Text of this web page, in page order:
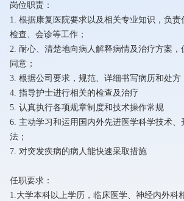
岗位职责：
1. 根据康复医院要求以及相关专业知识，负责
检查、会诊等工作；
2. 耐心、清楚地向病人解释病情及治疗方案，
同意；
3. 根据公司要求，规范、详细书写病历和处方
4. 指导护士进行相关的检查及治疗
5. 认真执行各项规章制度和技术操作常规
6. 主动学习和运用国内外先进医学科学技术、
法；
7. 对突发疾病的病人能快速采取措施
任职要求：
1.大学本科以上学历，临床医学、神经内外科